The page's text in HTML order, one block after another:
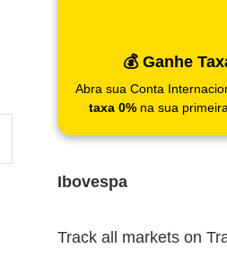
💰 Ganhe
Abra sua Conta
taxa 0% na sua
Ibovespa
Track all markets on